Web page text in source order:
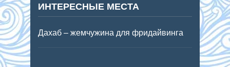
ИНТЕРЕСНЫЕ МЕСТА
Дахаб – жемчужина для фридайвинга